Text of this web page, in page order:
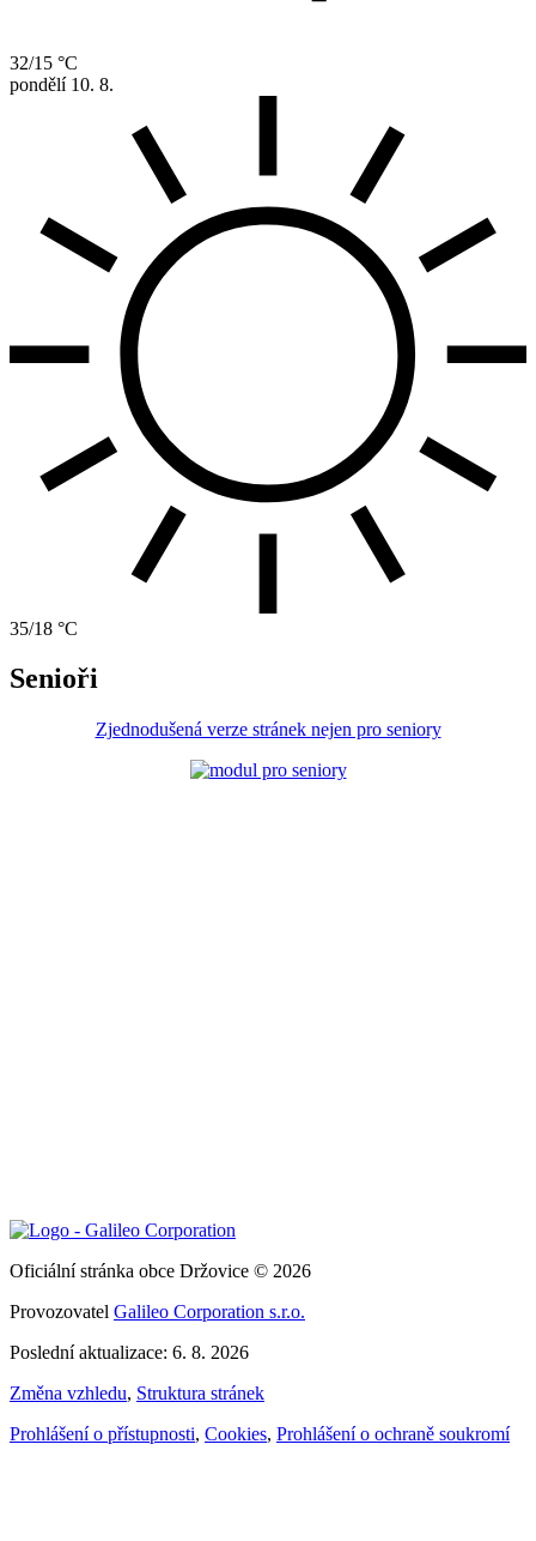
32/15 °C
pondělí 10. 8.
35/18 °C
Senioři
Zjednodušená verze stránek nejen pro seniory
Oficiální stránka obce Držovice © 2026
Provozovatel Galileo Corporation s.r.o.
Poslední aktualizace: 6. 8. 2026
Změna vzhledu, Struktura stránek
Prohlášení o přístupnosti, Cookies, Prohlášení o ochraně soukromí